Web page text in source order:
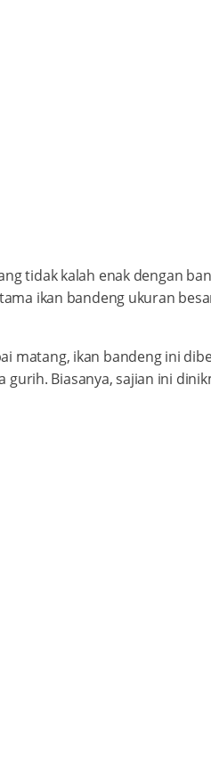
tidak kalah enak dengan
ikan bandeng ukuran
matang, ikan bandeng ini
Biasanya, sajian ini